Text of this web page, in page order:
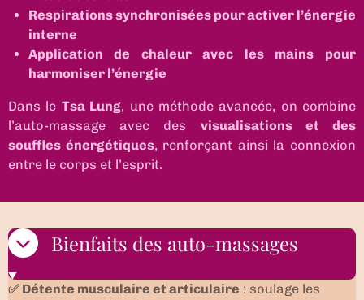
Respirations synchronisées pour activer l’énergie
interne
Application de chaleur avec les mains pour
harmoniser l’énergie
Dans le Tsa Lung, une méthode avancée, on combine
l’auto-massage avec des visualisations et des
souffles énergétiques, renforçant ainsi la connexion
entre le corps et l’esprit.
Bienfaits des auto-massages
✅ Détente musculaire et articulaire : soulage les